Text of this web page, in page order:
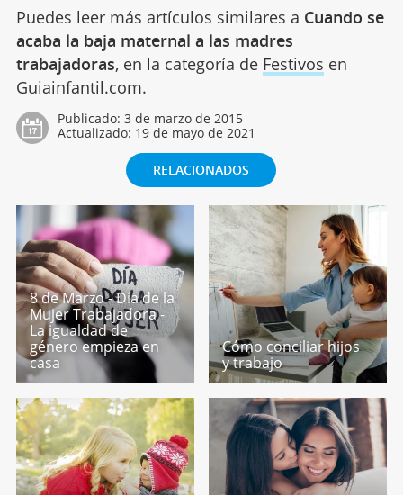
Puedes leer más artículos similares a Cuando se
acaba la baja maternal a las madres
trabajadoras, en la categoría de Festivos en
Guiainfantil.com.
Publicado: 3 de marzo de 2015
Actualizado: 19 de mayo de 2021
RELACIONADOS
8 de Marzo - Día de la
Mujer Trabajadora -
La igualdad de
género empieza en
casa
Cómo conciliar hijos
y trabajo